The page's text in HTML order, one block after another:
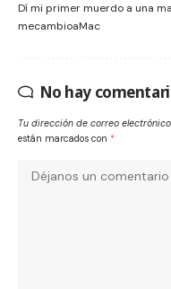
Dí mi primer muerdo a una
mecambioaMac
No hay
Tu dirección de correo
están marcados con *